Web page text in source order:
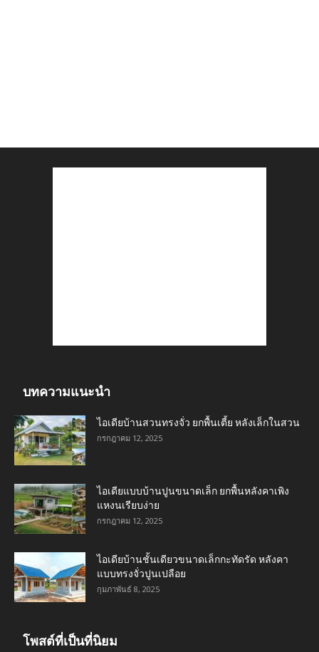
บทความแนะนำ
ไอเดียบ้านสวนทรงจั่ว ยกพื้นเตี้ย หลังเล็กในสวน
กรกฎาคม 12, 2025
ไอเดียแบบบ้านปูนขนาดเล็ก ยกพื้นหลังคาเพิง
แหงนเรียบง่าย
กรกฎาคม 12, 2025
ไอเดียบ้านชั้นเดียวขนาดเล็กกะทัดรัด หลังคา
แบบทรงจั่วปูนเปลือย
กุมภาพันธ์ 8, 2025
โพสต์ที่เป็นที่นิยม